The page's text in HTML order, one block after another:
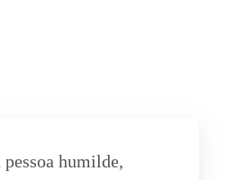
humilde,